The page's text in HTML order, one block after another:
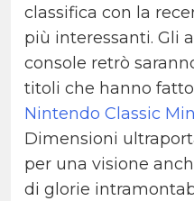
classifica con la
più interessanti. Gli
console retrò
titoli che hanno
Nintendo Classic
Dimensioni
per una visione
di glorie